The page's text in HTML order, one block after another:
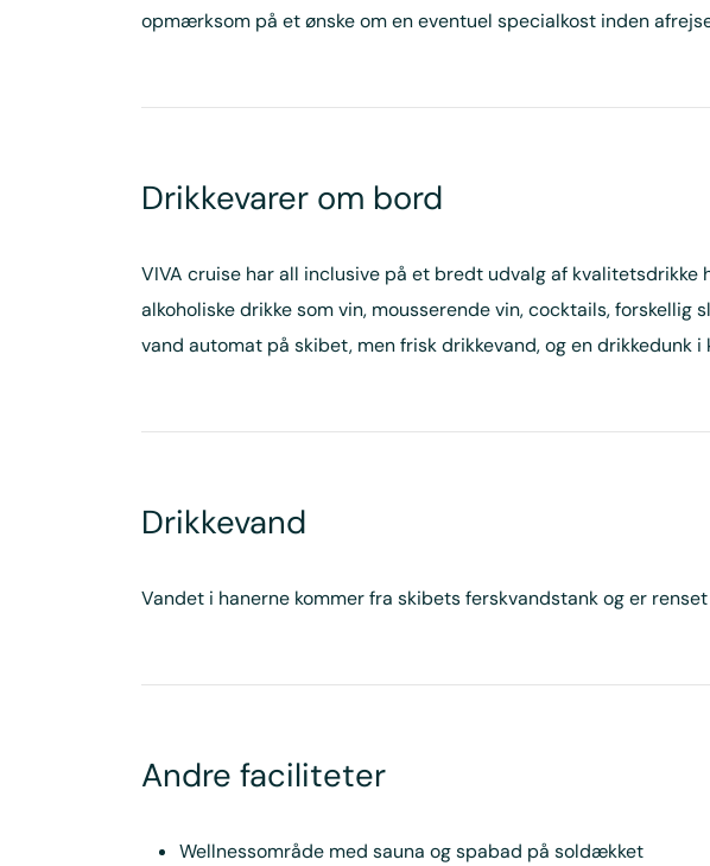
opmærksom på et ønske om en eventuel specialkost inden
Drikkevarer om bord
VIVA cruise har all inclusive på et bredt udvalg af kvalitetsdrikke
alkoholiske drikke som vin, mousserende vin, cocktails,
vand automat på skibet, men frisk drikkevand, og en drikkedunk i
Drikkevand
Vandet i hanerne kommer fra skibets ferskvandstank og er
Andre faciliteter
Wellnessområde med sauna og spabad på soldækket